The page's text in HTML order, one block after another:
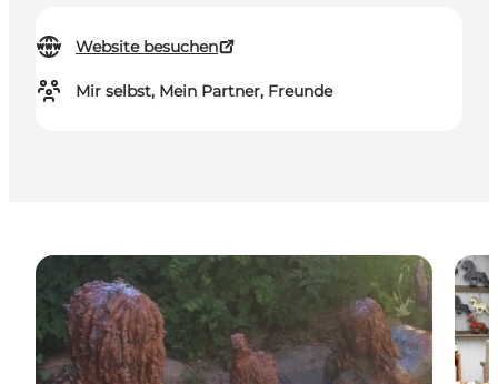
Website besuchen
Mir selbst, Mein Partner, Freunde